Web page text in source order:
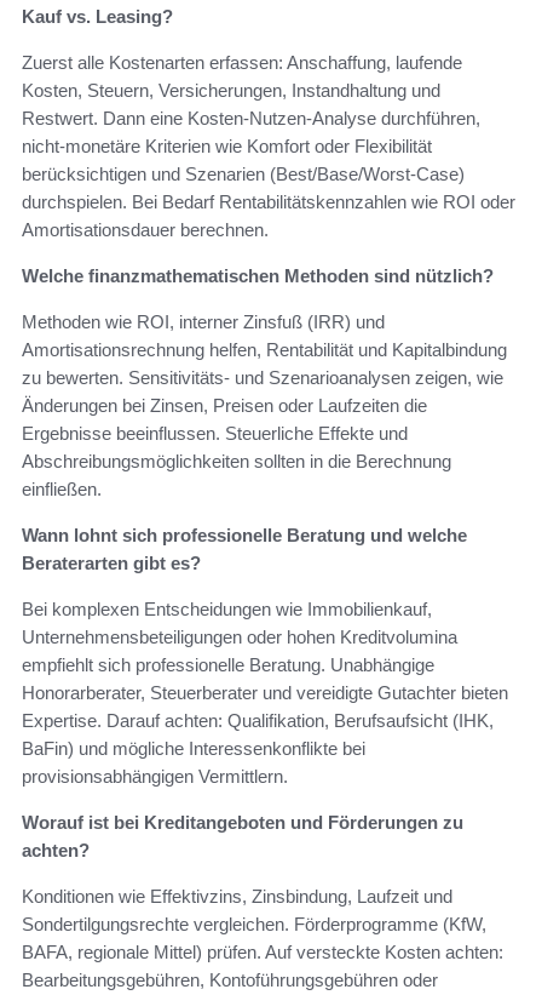
Kauf vs. Leasing?
Zuerst alle Kostenarten erfassen: Anschaffung, laufende
Kosten, Steuern, Versicherungen, Instandhaltung und
Restwert. Dann eine Kosten-Nutzen-Analyse durchführen,
nicht-monetäre Kriterien wie Komfort oder Flexibilität
berücksichtigen und Szenarien (Best/Base/Worst-Case)
durchspielen. Bei Bedarf Rentabilitätskennzahlen wie ROI oder
Amortisationsdauer berechnen.
Welche finanzmathematischen Methoden sind nützlich?
Methoden wie ROI, interner Zinsfuß (IRR) und
Amortisationsrechnung helfen, Rentabilität und Kapitalbindung
zu bewerten. Sensitivitäts- und Szenarioanalysen zeigen, wie
Änderungen bei Zinsen, Preisen oder Laufzeiten die
Ergebnisse beeinflussen. Steuerliche Effekte und
Abschreibungsmöglichkeiten sollten in die Berechnung
einfließen.
Wann lohnt sich professionelle Beratung und welche
Beraterarten gibt es?
Bei komplexen Entscheidungen wie Immobilienkauf,
Unternehmensbeteiligungen oder hohen Kreditvolumina
empfiehlt sich professionelle Beratung. Unabhängige
Honorarberater, Steuerberater und vereidigte Gutachter bieten
Expertise. Darauf achten: Qualifikation, Berufsaufsicht (IHK,
BaFin) und mögliche Interessenkonflikte bei
provisionsabhängigen Vermittlern.
Worauf ist bei Kreditangeboten und Förderungen zu
achten?
Konditionen wie Effektivzins, Zinsbindung, Laufzeit und
Sondertilgungsrechte vergleichen. Förderprogramme (KfW,
BAFA, regionale Mittel) prüfen. Auf versteckte Kosten achten:
Bearbeitungsgebühren, Kontoführungsgebühren oder